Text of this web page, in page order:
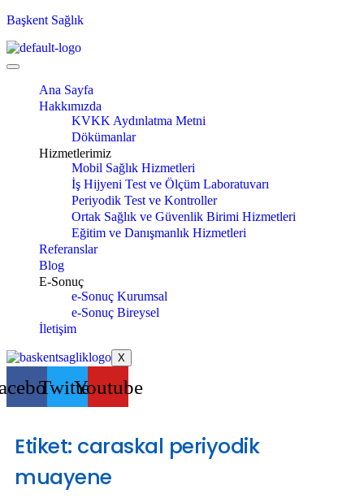
Başkent Sağlık
Ana Sayfa
Hakkımızda
KVKK Aydınlatma Metni
Dökümanlar
Hizmetlerimiz
Mobil Sağlık Hizmetleri
İş Hijyeni Test ve Ölçüm Laboratuvarı
Periyodik Test ve Kontroller
Ortak Sağlık ve Güvenlik Birimi Hizmetleri
Eğitim ve Danışmanlık Hizmetleri
Referanslar
Blog
E-Sonuç
e-Sonuç Kurumsal
e-Sonuç Bireysel
İletişim
X
TwitterYoutube
Etiket: caraskal periyodik
muayene